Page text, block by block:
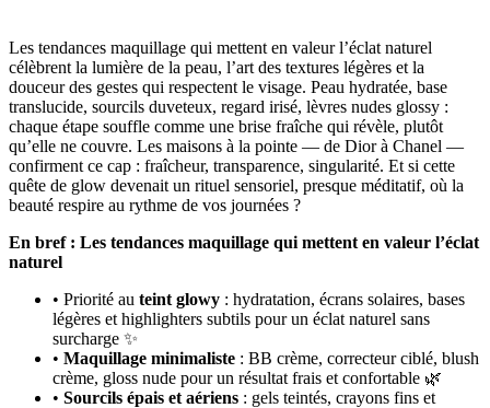
Les tendances maquillage qui mettent en valeur l’éclat naturel
célèbrent la lumière de la peau, l’art des textures légères et la
douceur des gestes qui respectent le visage. Peau hydratée, base
translucide, sourcils duveteux, regard irisé, lèvres nudes glossy :
chaque étape souffle comme une brise fraîche qui révèle, plutôt
qu’elle ne couvre. Les maisons à la pointe — de Dior à Chanel —
confirment ce cap : fraîcheur, transparence, singularité. Et si cette
quête de glow devenait un rituel sensoriel, presque méditatif, où la
beauté respire au rythme de vos journées ?
En bref : Les tendances maquillage qui mettent en valeur l’éclat
naturel
• Priorité au teint glowy : hydratation, écrans solaires, bases
légères et highlighters subtils pour un éclat naturel sans
surcharge ✨
• Maquillage minimaliste : BB crème, correcteur ciblé, blush
crème, gloss nude pour un résultat frais et confortable 🌿
• Sourcils épais et aériens : gels teintés, crayons fins et